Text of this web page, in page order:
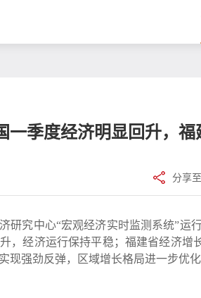
一季度经济明显回升，
分享至
研究中心“宏观经济实时监测系统”运
，经济运行保持平稳；福建省经济增
现强劲反弹，区域增长格局进一步优化